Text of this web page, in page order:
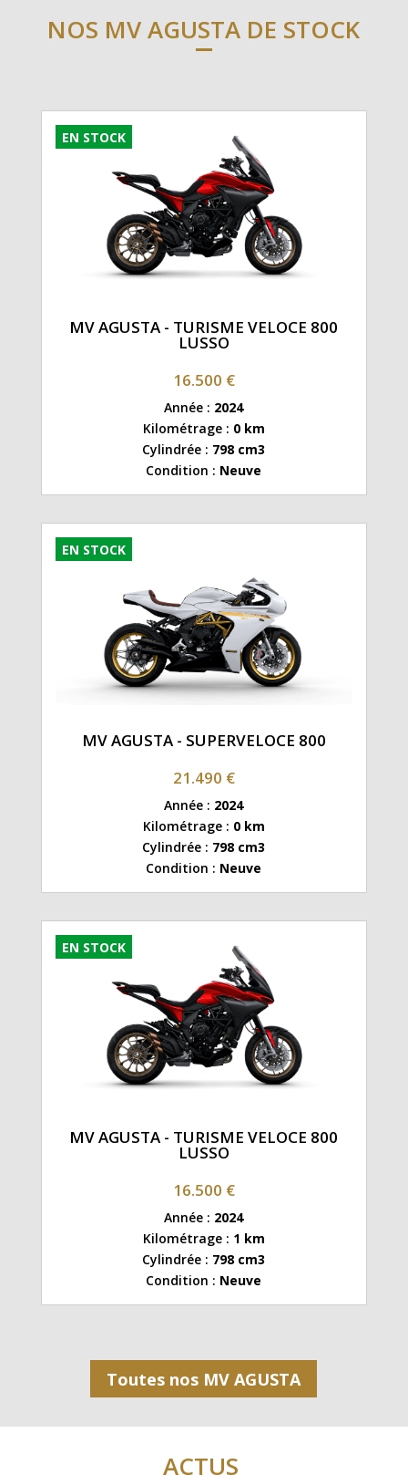
NOS MV AGUSTA DE STOCK
EN STOCK
MV AGUSTA - TURISME VELOCE 800
LUSSO
16.500 €
Année : 2024
Kilométrage : 0 km
Cylindrée : 798 cm3
Condition : Neuve
EN STOCK
MV AGUSTA - SUPERVELOCE 800
21.490 €
Année : 2024
Kilométrage : 0 km
Cylindrée : 798 cm3
Condition : Neuve
EN STOCK
MV AGUSTA - TURISME VELOCE 800
LUSSO
16.500 €
Année : 2024
Kilométrage : 1 km
Cylindrée : 798 cm3
Condition : Neuve
Toutes nos MV AGUSTA
ACTUS